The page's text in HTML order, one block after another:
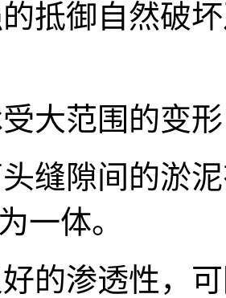
抵御自然破
大范围的变
缝隙间的淤
一体。
的渗透性，